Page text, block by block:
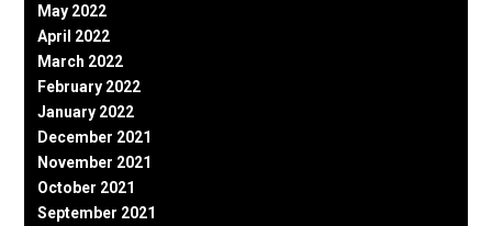
May 2022
April 2022
March 2022
February 2022
January 2022
December 2021
November 2021
October 2021
September 2021